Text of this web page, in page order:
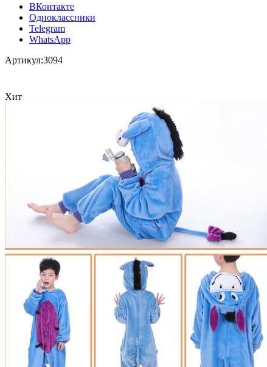
ВКонтакте
Одноклассники
Telegram
WhatsApp
Артикул:3094
Хит